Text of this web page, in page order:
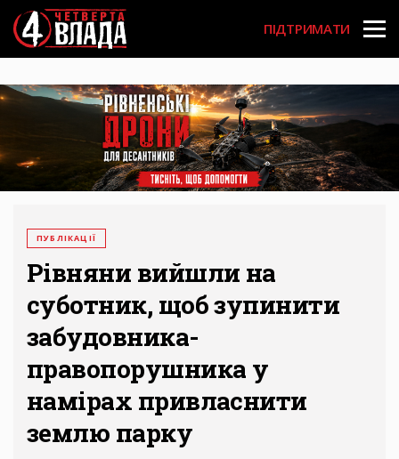
Перейти
до
основного
вмісту
User
account
menu
ПІДТРИМАТИ
ПУБЛІКАЦІЇ
Рівняни вийшли на
суботник, щоб зупинити
забудовника-
правопорушника у
намірах привласнити
землю парку